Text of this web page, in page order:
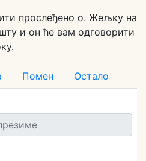
прослеђено о. Жељку на
и он ће вам одговорити
Помен Остало